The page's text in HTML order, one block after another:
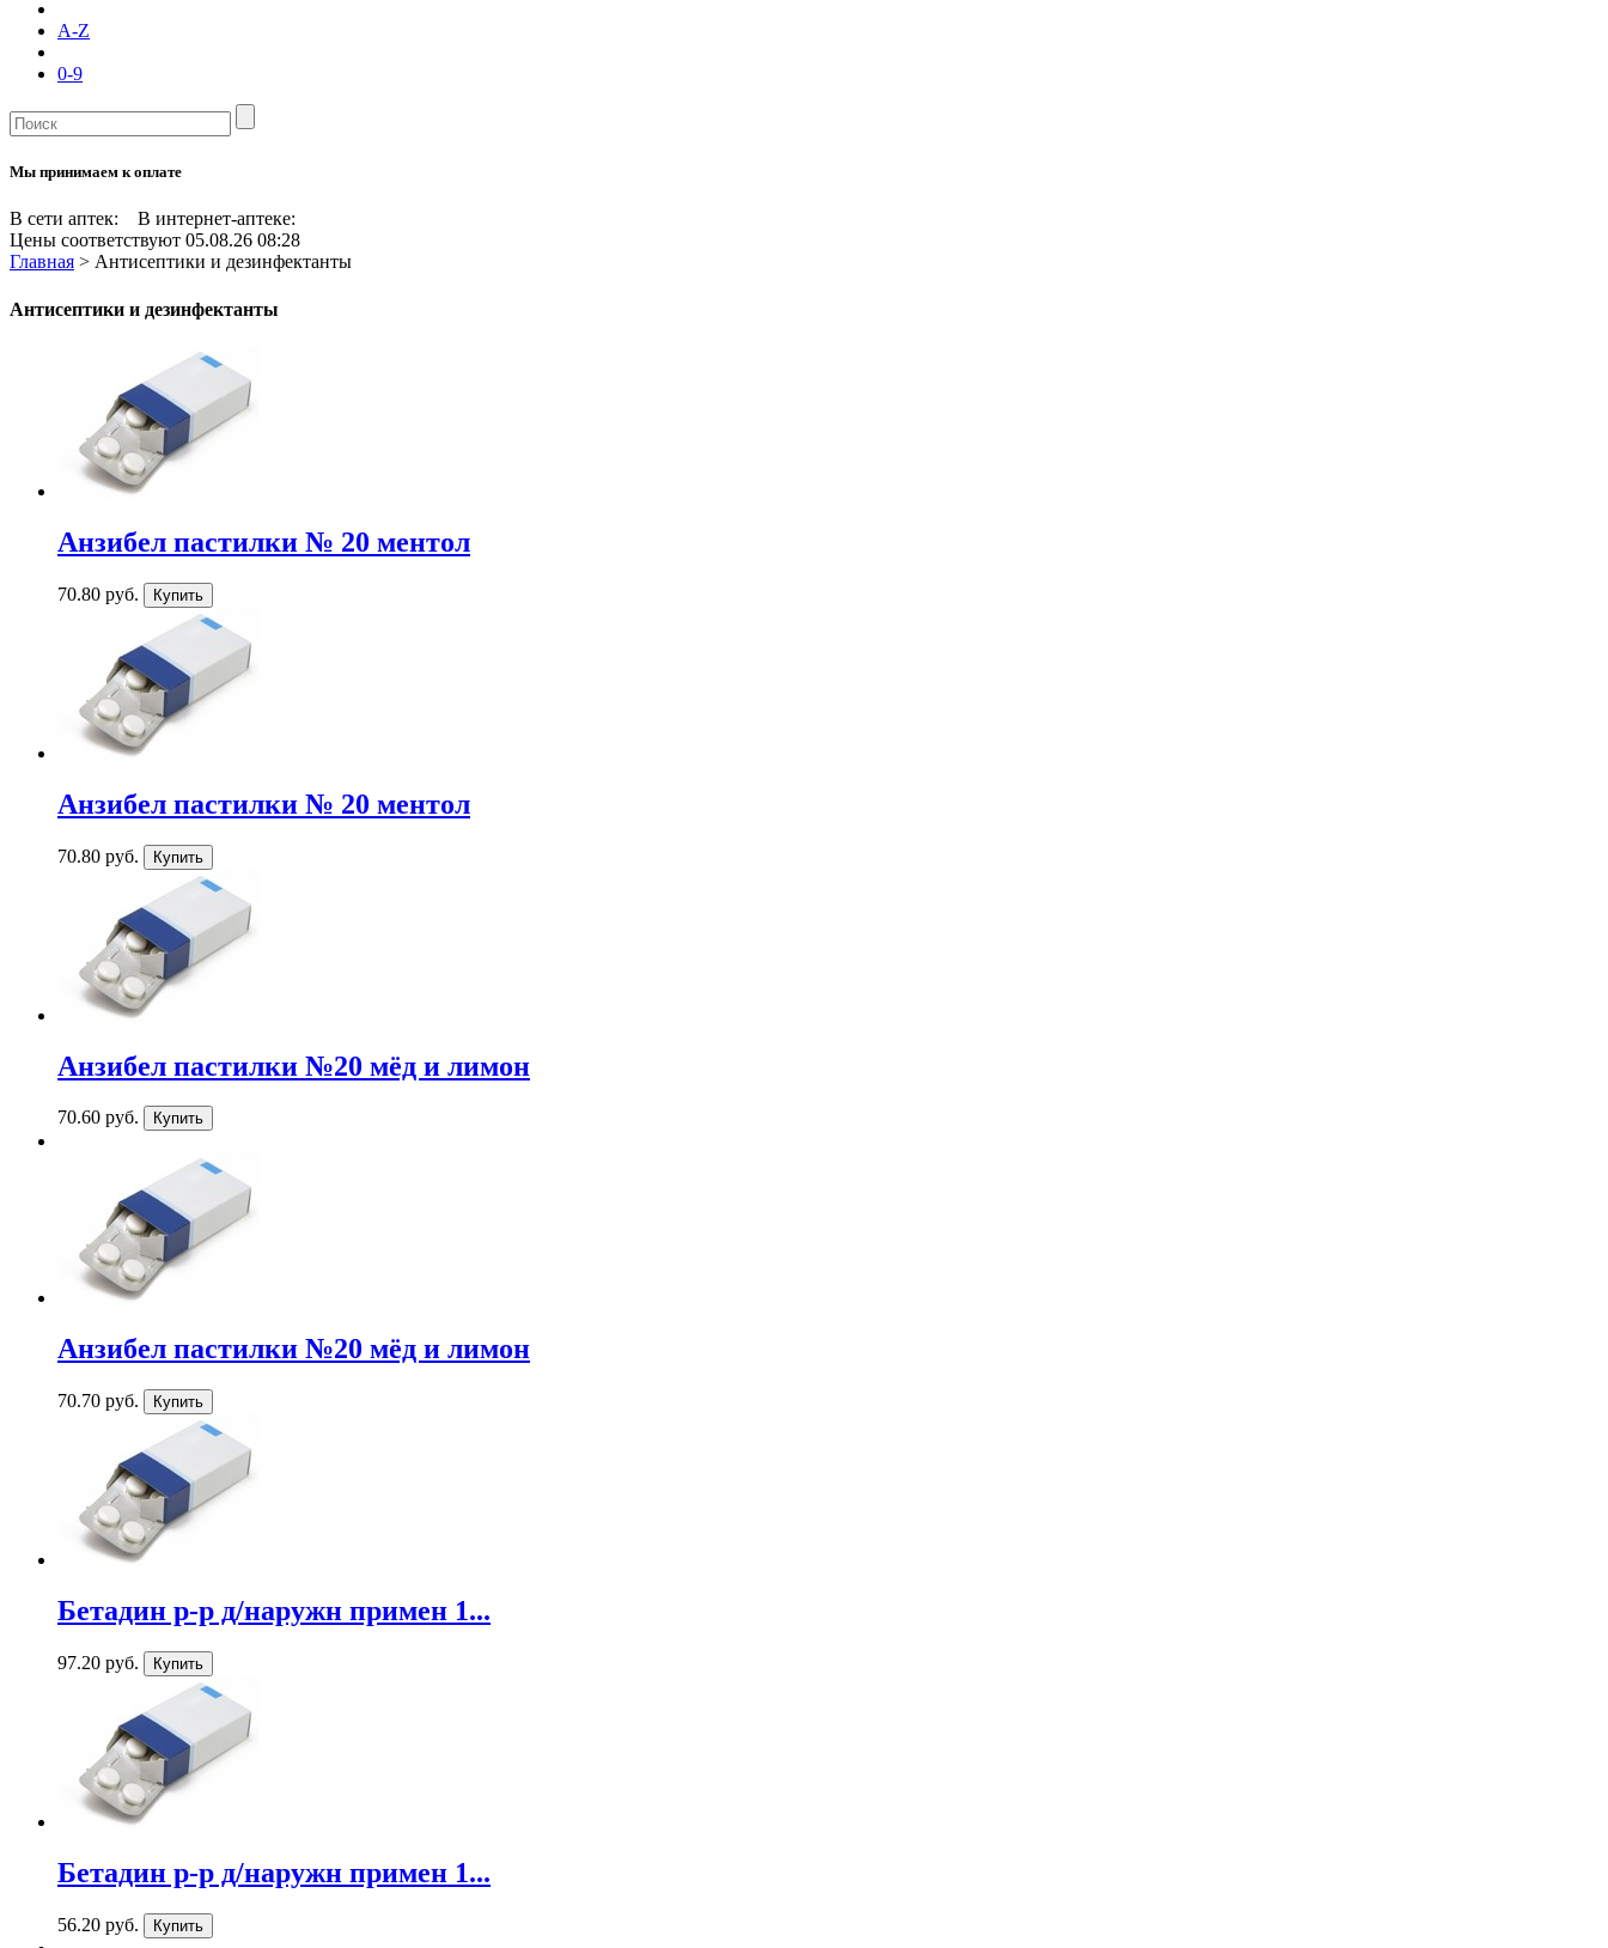
A-Z
0-9
Мы принимаем к оплате
В сети аптек:
В интернет-аптеке:
Цены соответствуют 05.08.26 08:28
Главная > Антисептики и дезинфектанты
Антисептики и дезинфектанты
Анзибел пастилки № 20 ментол
70.80 руб.
Анзибел пастилки № 20 ментол
70.80 руб.
Анзибел пастилки №20 мёд и лимон
70.60 руб.
Анзибел пастилки №20 мёд и лимон
70.70 руб.
Бетадин р-р д/наружн примен 1...
97.20 руб.
Бетадин р-р д/наружн примен 1...
56.20 руб.